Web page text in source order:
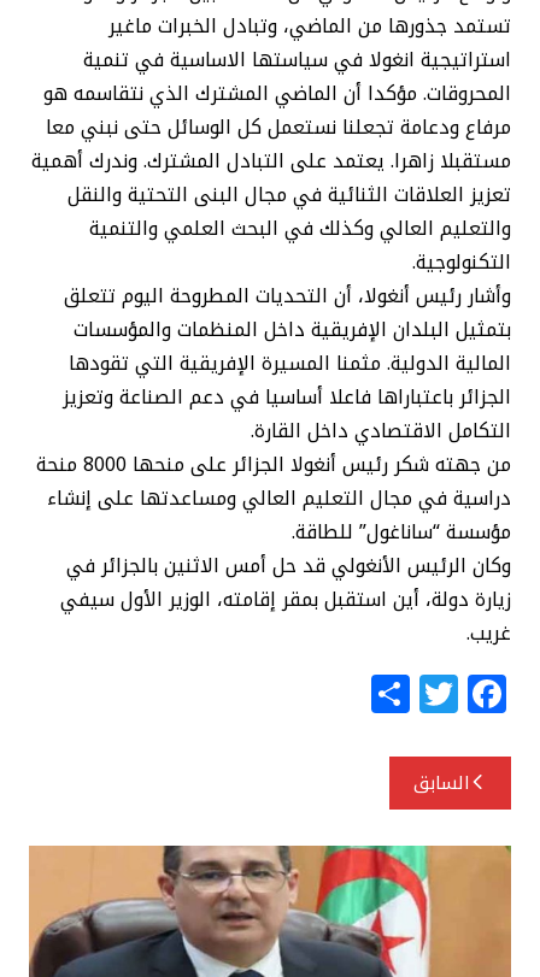
تستمد جذورها من الماضي، وتبادل الخبرات ماغير
استراتيجية انغولا في سياستها الاساسية في تنمية
المحروقات. مؤكدا أن الماضي المشترك الذي نتقاسمه هو
مرفاع ودعامة تجعلنا نستعمل كل الوسائل حتى نبني معا
مستقبلا زاهرا. يعتمد على التبادل المشترك. وندرك أهمية
تعزيز العلاقات الثنائية في مجال البنى التحتية والنقل
والتعليم العالي وكذلك في البحث العلمي والتنمية
التكنولوجية.
وأشار رئيس أنغولا، أن التحديات المطروحة اليوم تتعلق
بتمثيل البلدان الإفريقية داخل المنظمات والمؤسسات
المالية الدولية. مثمنا المسيرة الإفريقية التي تقودها
الجزائر باعتباراها فاعلا أساسيا في دعم الصناعة وتعزيز
التكامل الاقتصادي داخل القارة.
من جهته شكر رئيس أنغولا الجزائر على منحها 8000 منحة
دراسية في مجال التعليم العالي ومساعدتها على إنشاء
مؤسسة “ساناغول” للطاقة.
وكان الرئيس الأنغولي قد حل أمس الاثنين بالجزائر في
زيارة دولة، أين استقبل بمقر إقامته، الوزير الأول سيفي
غريب.
F
a
c
e
b
T
w
itt
e
r
S
h
تصفّح
المقالات
السابق